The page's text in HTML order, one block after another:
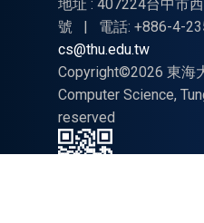
地址 : 407224台中市
號
| 電話: +886-4-
cs@thu.edu.tw
Copyright©2026 東海
Computer Science,
reserved